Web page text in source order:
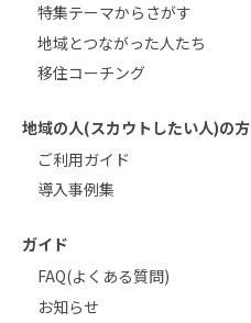
特集テーマからさがす
地域とつながった人たち
移住コーチング
地域の人(スカウトしたい人)の方
ご利用ガイド
導入事例集
ガイド
FAQ(よくある質問)
お知らせ